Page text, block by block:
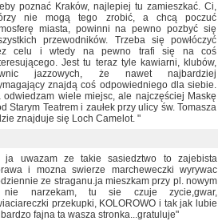
poznać Kraków, najlepiej tu zamieszkać. Ci,
nie mogą tego zrobić, a chcą poczuć
miasta, powinni na pewno pozbyć się
przewodników. Trzeba się powłóczyć
celu i wtedy na pewno trafi się na coś
Jest tu teraz tyle kawiarni, klubów,
jazzowych, że nawet najbardziej
znajdą coś odpowiedniego dla siebie.
odwiedzam wiele miejsc, ale najczęściej Maskę
Starym Teatrem i zaułek przy ulicy św. Tomasza
znajduje się Loch Camelot. "
ja uwazam ze takie sasiedztwo to zajebista
i mozna swierze marcheweczki wyrywac
ze straganu.ja mieszkam przy pl. nowym
narzekam, tu sie czuje zycie,gwar,
przekupki, KOLOROWO i tak jak lubie
bardzo fajna ta wasza stronka...gratuluje"